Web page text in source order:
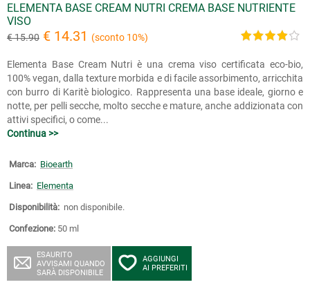
ELEMENTA BASE CREAM NUTRI CREMA BASE NUTRIENTE
VISO
€ 15.90 € 14.31 (sconto 10%)
Elementa Base Cream Nutri è una crema viso certificata eco-bio,
100% vegan, dalla texture morbida e di facile assorbimento, arricchita
con burro di Karitè biologico. Rappresenta una base ideale, giorno e
notte, per pelli secche, molto secche e mature, anche addizionata con
attivi specifici, o come...
Continua >>
Marca: Bioearth
Linea: Elementa
Disponibilità: non disponibile.
Confezione: 50 ml
ESAURITO
AVVISAMI QUANDO
SARÀ DISPONIBILE
AGGIUNGI
AI PREFERITI